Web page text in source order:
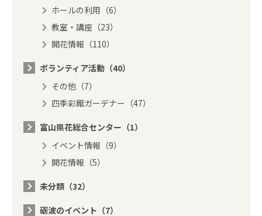
ホールの利用（6）
教室・講座（23）
開花情報（110）
ボランティア活動（40）
その他（7）
四季彩館ガーデナー（47）
富山県花総合センター（1）
イベント情報（9）
開花情報（5）
未分類（32）
砺波のイベント（7）